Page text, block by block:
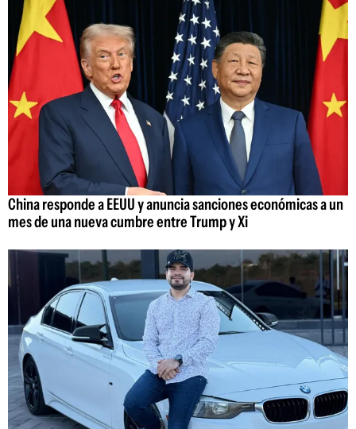
China responde a EEUU y anuncia sanciones económicas a un
mes de una nueva cumbre entre Trump y Xi